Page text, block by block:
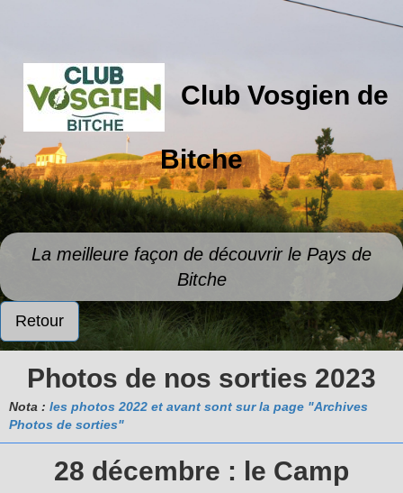
Club Vosgien de
Bitche
La meilleure façon de découvrir le Pays de
Bitche
Retour
Photos de nos sorties 2023
Nota : les photos 2022 et avant sont sur la page "Archives
Photos de sorties"
28 décembre : le Camp